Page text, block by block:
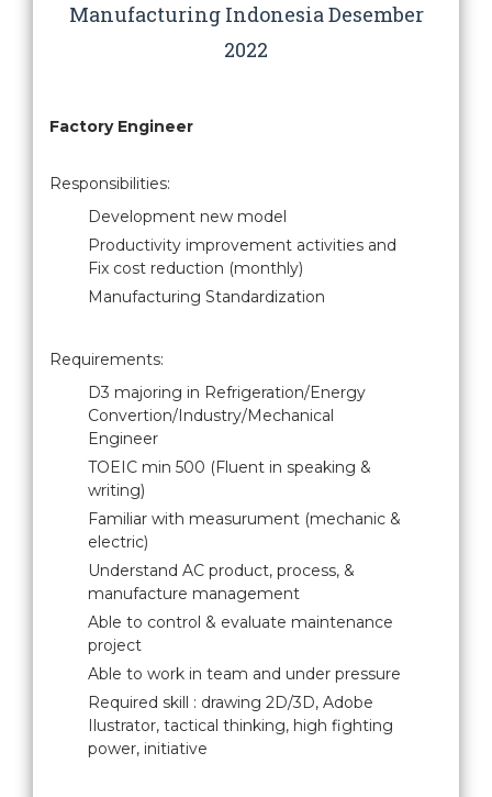
Manufacturing Indonesia Desember
2022
Factory Engineer
Responsibilities:
Development new model
Productivity improvement activities and
Fix cost reduction (monthly)
Manufacturing Standardization
Requirements:
D3 majoring in Refrigeration/Energy
Convertion/Industry/Mechanical
Engineer
TOEIC min 500 (Fluent in speaking &
writing)
Familiar with measurument (mechanic &
electric)
Understand AC product, process, &
manufacture management
Able to control & evaluate maintenance
project
Able to work in team and under pressure
Required skill : drawing 2D/3D, Adobe
Ilustrator, tactical thinking, high fighting
power, initiative